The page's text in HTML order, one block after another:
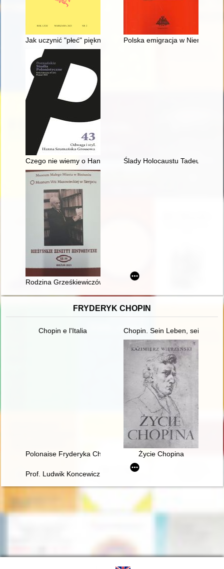
Jak uczynić "płeć" piękną : środki pielęgnacyjne według
Polska emigracja w
Czego nie wiemy o Hannie Szumańskiej-Wertheimowej? :
Ślady Holocaustu Tadeusza
Rodzina Grześkiewiczów z Ameryki
FRYDERYK CHOPIN
Chopin e l'Italia Chopin. Sein Leben, sein
Polonaise Fryderyka Chopina. Zagadka inicjalnej figury
Życie Chopina
Prof. Ludwik Koncewicz (1790-1857). Nauczyciel Fryderyka